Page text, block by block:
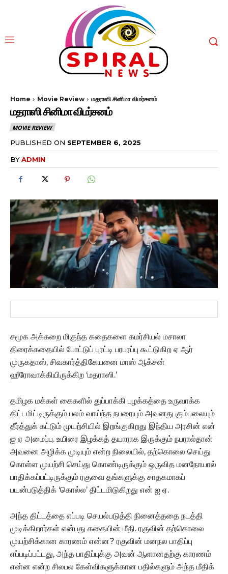
Home Movie Review மதராஸி சினிமா விமர்சனம்
மதராஸி சினிமா விமர்சனம்
MOVIE REVIEW
PUBLISHED ON SEPTEMBER 6, 2025
BYADMIN
சமூக அக்கறை மிகுந்த கதைகளை கமர்சியல் மசாலா
திரைக்கதையில் போட்டுப் புரட்டி பரபரப்பு கூட்டுகிற ஏ ஆர்
முருகதாஸ், சிவகார்த்திகேயனை மாஸ் ஆக்சன்
ஹீரோவாக்கியிருக்கிற ‘மதராஸி.’
தமிழக மக்கள் கைகளில் துப்பாக்கி புழக்கத்தை உருவாக்க
திட்டமிட்டிருக்கும் பலம் வாய்ந்த நபரையும் அவனது கும்பலையும்
தீர்த்துக் கட்டும் முயற்சியில் இறங்குகிறது இந்திய அரசின் என்
ஐ ஏ அமைப்பு. உயிரை இழக்கத் தயாராக இருக்கும் நபரால்தான்
அவனை அழிக்க முடியும் என்ற நிலையில், தற்கொலை செய்து
கொள்ள முயற்சி செய்து கொண்டிருக்கும் ஒருவித மனநோயால்
பாதிக்கப்பட்டிருக்கும் ரகுவை தங்களுக்கு சாதகமாகப்
பயன்படுத்திக் ‘கொல்ல’ திட்டமிடுகிறது என் ஐ ஏ.
அந்த திட்டத்தை எப்படி செயல்படுத்தி நினைத்ததை நடத்தி
முடிக்கிறார்கள் என்பது கதையின் மீதி. ரகுவின் தற்கொலை
முயற்சிக்கான காரணம் என்ன? ரகுவின் மனநல பாதிப்பு
எப்படிப்பட்டது, அந்த பாதிப்புக்கு அவன் ஆளானதற்கு காரணம்
என்ன என்ற சிலபல கேள்விகளுக்கான பதில்களும் அந்த மீதிக்